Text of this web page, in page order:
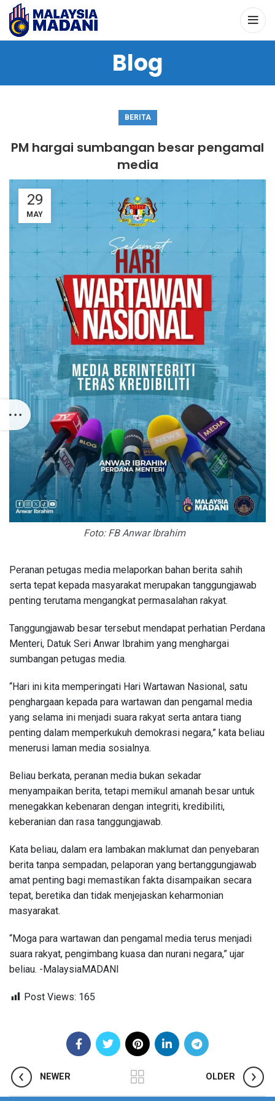
Blog
BERITA
PM hargai sumbangan besar pengamal
media
Foto: FB Anwar Ibrahim
29
MAY
Peranan petugas media melaporkan bahan berita sahih
serta tepat kepada masyarakat merupakan tanggungjawab
penting terutama mengangkat permasalahan rakyat.
Tanggungjawab besar tersebut mendapat perhatian Perdana
Menteri, Datuk Seri Anwar Ibrahim yang menghargai
sumbangan petugas media.
“Hari ini kita memperingati Hari Wartawan Nasional, satu
penghargaan kepada para wartawan dan pengamal media
yang selama ini menjadi suara rakyat serta antara tiang
penting dalam memperkukuh demokrasi negara,” kata beliau
menerusi laman media sosialnya.
Beliau berkata, peranan media bukan sekadar
menyampaikan berita, tetapi memikul amanah besar untuk
menegakkan kebenaran dengan integriti, kredibiliti,
keberanian dan rasa tanggungjawab.
Kata beliau, dalam era lambakan maklumat dan penyebaran
berita tanpa sempadan, pelaporan yang bertanggungjawab
amat penting bagi memastikan fakta disampaikan secara
tepat, beretika dan tidak menjejaskan keharmonian
masyarakat.
“Moga para wartawan dan pengamal media terus menjadi
suara rakyat, pengimbang kuasa dan nurani negara,” ujar
beliau. -MalaysiaMADANI
Post Views: 165
NEWER OLDER